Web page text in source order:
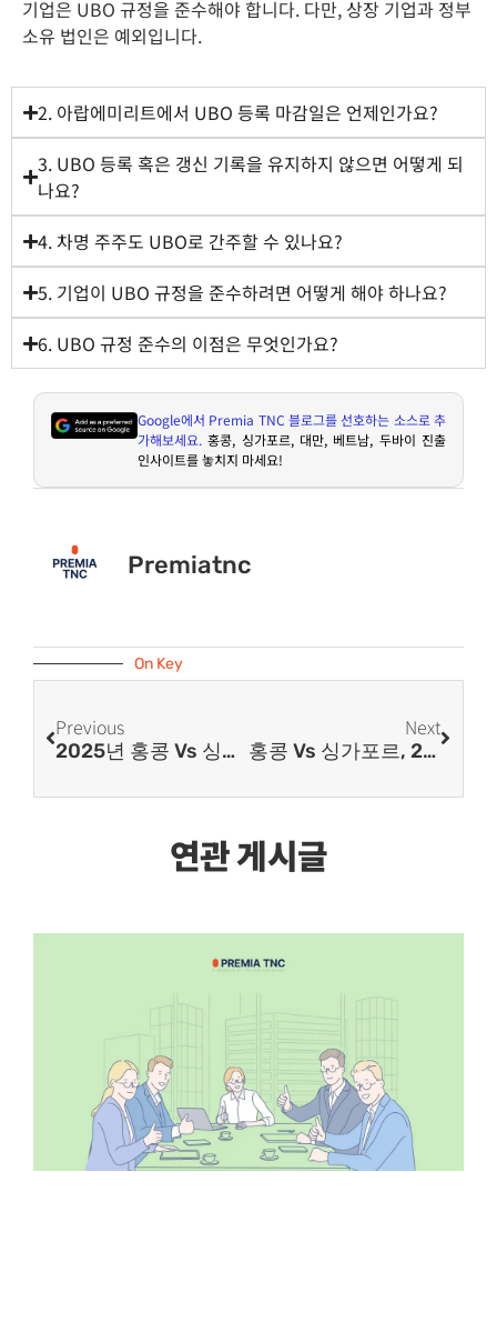
기업은 UBO 규정을 준수해야 합니다. 다만, 상장 기업과 정부
소유 법인은 예외입니다.
2. 아랍에미리트에서 UBO 등록 마감일은 언제인가요?
3. UBO 등록 혹은 갱신 기록을 유지하지 않으면 어떻게 되
나요?
4. 차명 주주도 UBO로 간주할 수 있나요?
5. 기업이 UBO 규정을 준수하려면 어떻게 해야 하나요?
6. UBO 규정 준수의 이점은 무엇인가요?
Google에서 Premia TNC블로그를 선호하는 소스로 추
가해보세요. 홍콩, 싱가포르, 대만, 베트남, 두바이 진출
인사이트를 놓치지 마세요!
Premiatnc
On Key
Previous
2025년 홍콩 Vs 싱가포르 예산안: 글로벌 기업이 주목해야 할 진출 전략
Next
홍콩 Vs 싱가포르, 2025년 개인 지원 혜택 전격 비교 – 어디가 더 유리할까?
연관 게시글